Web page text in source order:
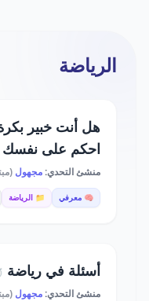
الرياضة
هل أنت خبير
احكم على نفسك
منشئ التحدي:مجهول
🧠 معرفي 📁 الرياضة
أسئلة في رياضة
منشئ التحدي:مجهول